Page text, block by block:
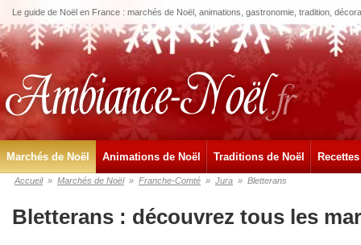
Le guide de Noël en France : marchés de Noël, animations, gastronomie, tradition,
Marchés de Noël Animations de Noël Traditions de Noël
Accueil » Marchés de Noël » Franche-Comté » Jura » Bletterans
Bletterans : découvrez tous les